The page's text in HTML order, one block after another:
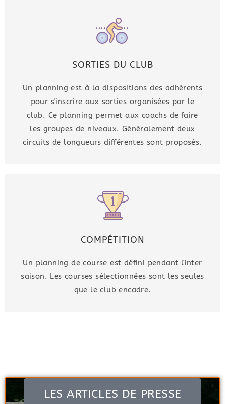
SORTIES DU CLUB
Un planning est à la dispositions des adhérents
pour s'inscrire aux sorties organisées par le
club. Ce planning permet aux coachs de faire
les groupes de niveaux. Généralement deux
circuits de longueurs différentes sont proposés.
COMPÉTITION
Un planning de course est défini pendant l'inter
saison. Les courses sélectionnées sont les seules
que le club encadre.
LES ARTICLES DE PRESSE